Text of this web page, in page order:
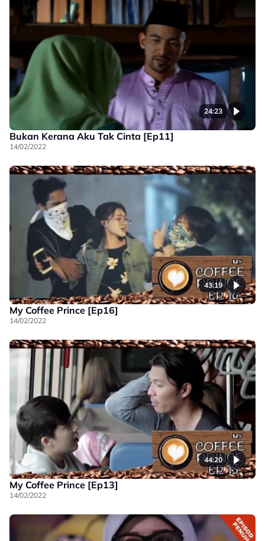
24:23
Bukan Kerana Aku Tak Cinta [Ep11]
14/02/2022
43:19
My Coffee Prince [Ep16]
14/02/2022
44:20
My Coffee Prince [Ep13]
14/02/2022